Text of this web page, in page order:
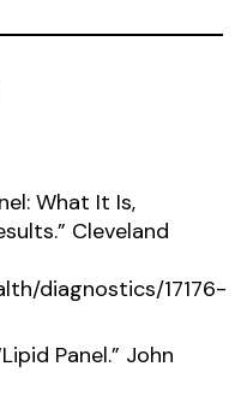
What It Is,
Cleveland
diagnostics/17176-
Panel.” John